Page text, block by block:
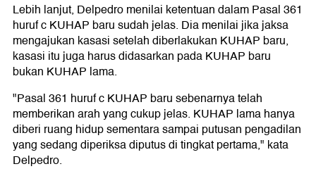
Lebih lanjut, Delpedro menilai ketentuan dalam Pasal 361
huruf c KUHAP baru sudah jelas. Dia menilai jika jaksa
mengajukan kasasi setelah diberlakukan KUHAP baru,
kasasi itu juga harus didasarkan pada KUHAP baru
bukan KUHAP lama.
"Pasal 361 huruf c KUHAP baru sebenarnya telah
memberikan arah yang cukup jelas. KUHAP lama hanya
diberi ruang hidup sementara sampai putusan pengadilan
yang sedang diperiksa diputus di tingkat pertama," kata
Delpedro.